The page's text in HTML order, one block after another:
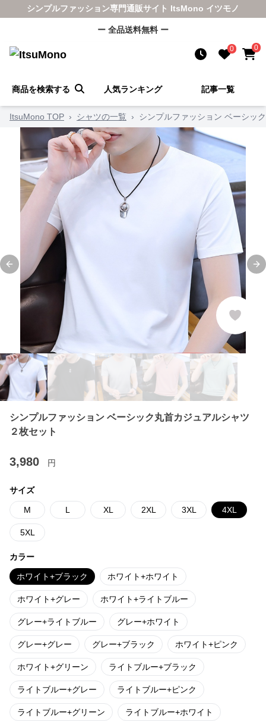
シンプルファッション専門通販サイト ItsMono イツモノ
ー 全品送料無料 ー
0 0
商品を検索する 人気ランキング 記事一覧
ItsuMono TOP › シャツの一覧 › シンプルファッション ベーシッ
Previous slide
シンプルファッション ベーシック丸首カジュアルシャツ
２枚セット
3,980 円
サイズ
M L XL 2XL 3XL 4XL
5XL
カラー
ホワイト+ブラック ホワイト+ホワイト
ホワイト+グレー ホワイト+ライトブルー
グレー+ライトブルー グレー+ホワイト
グレー+グレー グレー+ブラック ホワイト+ピンク
ホワイト+グリーン ライトブルー+ブラック
ライトブルー+グレー ライトブルー+ピンク
ライトブルー+グリーン ライトブルー+ホワイト